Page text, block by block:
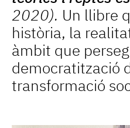
2020). Un llibre
història, la
àmbit que
democratització
transformació